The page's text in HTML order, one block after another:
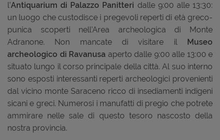
l’Antiquarium di Palazzo Panitteri dalle 9:00 alle 13:30:
un luogo che custodisce i pregevoli reperti di età greco-
punica scoperti nell’Area archeologica di Monte
Adranone. Non mancate di visitare il Museo
archeologico di Ravanusa aperto dalle 9:00 alle 13:00 e
situato lungo il corso principale della città. Al suo interno
sono esposti interessanti reperti archeologici provenienti
dal vicino monte Saraceno ricco di insediamenti indigeni
sicani e greci. Numerosi i manufatti di pregio che potrete
ammirare nelle sale di questo tesoro nascosto della
nostra provincia.